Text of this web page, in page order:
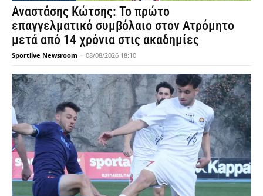
Αναστάσης Κώτσης: Το πρώτο
επαγγελματικό συμβόλαιο στον Ατρόμητο
μετά από 14 χρόνια στις ακαδημίες
Sportlive Newsroom - 08/08/2026 18:10